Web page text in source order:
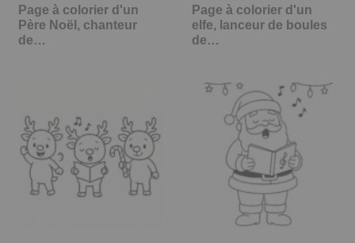
Page à colorier d'un
Père Noël, chanteur
de…
Page à colorier d'un
elfe, lanceur de boules
de…